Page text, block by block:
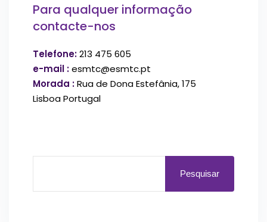
Para qualquer informação
contacte-nos
Telefone:213 475 605
e-mail :esmtc@esmtc.pt
Morada :Rua de Dona Estefânia, 175
Lisboa Portugal
Pesquisar